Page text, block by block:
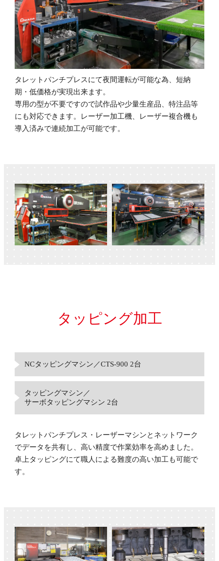
タレットパンチプレスにて夜間運転が可能な為、短納
期・低価格が実現出来ます。
専用の型が不要ですので試作品や少量生産品、特注品等
にも対応できます。レーザー加工機、レーザー複合機も
導入済みで連続加工が可能です。
タッピング加工
NCタッピングマシン／CTS-900 2台
タッピングマシン／
サーボタッピングマシン 2台
タレットパンチプレス・レーザーマシンとネットワーク
でデータを共有し、高い精度で作業効率を高めました。
卓上タッピングにて職人による難度の高い加工も可能で
す。